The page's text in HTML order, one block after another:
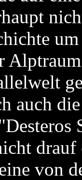
auch
von